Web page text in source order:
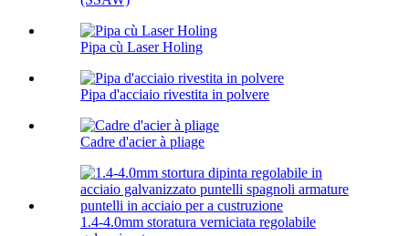
Pipa cù Laser Holing
Pipa d'acciaio rivestita in polvere
Cadre d'acier à pliage
1.4-4.0mm storatura verniciata regolabile